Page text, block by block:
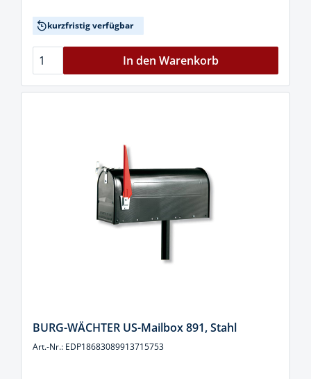
kurzfristig verfügbar
In den Warenkorb
BURG-WÄCHTER US-Mailbox 891, Stahl
Art.-Nr.: EDP18683089913715753